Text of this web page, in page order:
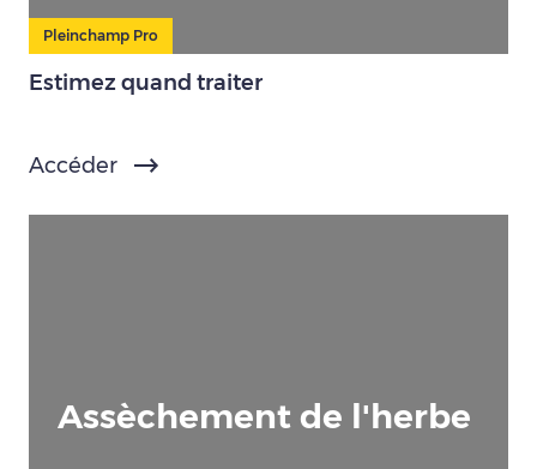
Pleinchamp Pro
Estimez quand traiter
Accéder
Assèchement de l'herbe